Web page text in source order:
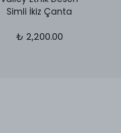
Simli İkiz Çanta
₺ 2,200.00